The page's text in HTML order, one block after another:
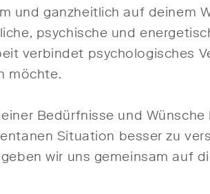
und ganzheitlich auf deinem
psychische und
verbindet psychologisches
möchte.
Bedürfnisse und
Situation besser zu
wir uns gemeinsam auf